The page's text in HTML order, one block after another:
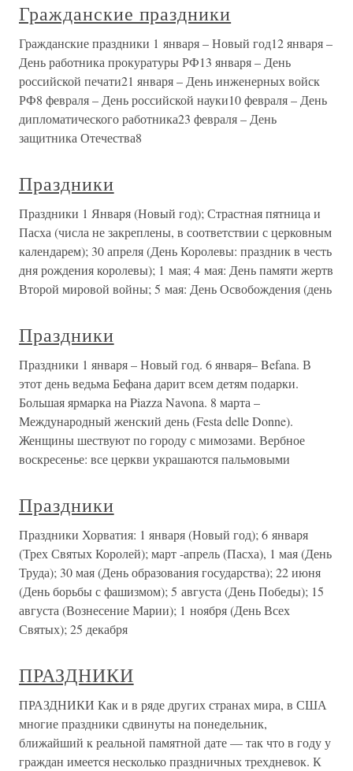
Гражданские праздники
Гражданские праздники 1 января – Новый год12 января –
День работника прокуратуры РФ13 января – День
российской печати21 января – День инженерных войск
РФ8 февраля – День российской науки10 февраля – День
дипломатического работника23 февраля – День
защитника Отечества8
Праздники
Праздники 1 Января (Новый год); Страстная пятница и
Пасха (числа не закреплены, в соответствии с церковным
календарем); 30 апреля (День Королевы: праздник в честь
дня рождения королевы); 1 мая; 4 мая: День памяти жертв
Второй мировой войны; 5 мая: День Освобождения (день
Праздники
Праздники 1 января – Новый год. 6 января– Befana. В
этот день ведьма Бефана дарит всем детям подарки.
Большая ярмарка на Piazza Navona. 8 марта –
Международный женский день (Festa delle Donne).
Женщины шествуют по городу с мимозами. Вербное
воскресенье: все церкви украшаются пальмовыми
Праздники
Праздники Хорватия: 1 января (Новый год); 6 января
(Трех Святых Королей); март -апрель (Пасха), 1 мая (День
Труда); 30 мая (День образования государства); 22 июня
(День борьбы с фашизмом); 5 августа (День Победы); 15
августа (Вознесение Марии); 1 ноября (День Всех
Святых); 25 декабря
ПРАЗДНИКИ
ПРАЗДНИКИ Как и в ряде других странах мира, в США
многие праздники сдвинуты на понедельник,
ближайший к реальной памятной дате — так что в году у
граждан имеется несколько праздничных трехдневок. К